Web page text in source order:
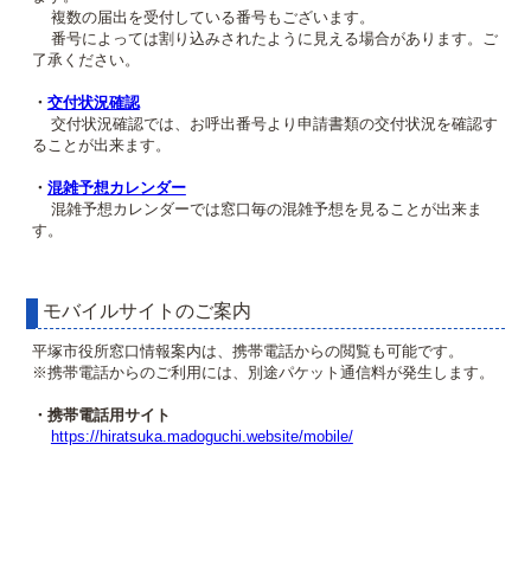
複数の届出を受付している番号もございます。
番号によっては割り込みされたように見える場合があります。ご
了承ください。
・ 交付状況確認
交付状況確認では、お呼出番号より申請書類の交付状況を確認す
ることが出来ます。
・ 混雑予想カレンダー
混雑予想カレンダーでは窓口毎の混雑予想を見ることが出来ま
す。
モバイルサイトのご案内
平塚市役所窓口情報案内は、携帯電話からの閲覧も可能です。
※携帯電話からのご利用には、別途パケット通信料が発生します。
・携帯電話用サイト
https://hiratsuka.madoguchi.website/mobile/